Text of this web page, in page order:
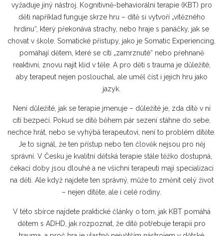
vyžaduje jiný nástroj. Kognitivně-behaviorální terapie (KBT) pro
děti například funguje skrze hru – dítě si vytvoří „vítězného
hrdinu“, který překonává strachy, nebo hraje s panáčky, jak se
chovat v škole. Somatické přístupy, jako je Somatic Experiencing,
pomáhají dětem, které se cítí „zamrznuté“ nebo přehnaně
reaktivní, znovu najít klid v těle. A pro děti s trauma je důležité,
aby terapeut nejen poslouchal, ale uměl číst i jejich hru jako
jazyk.
Není důležité, jak se terapie jmenuje – důležité je, zda dítě v ní
cítí bezpečí. Pokud se dítě během pár sezení stáhne do sebe,
nechce hrát, nebo se vyhýbá terapeutovi, není to problém dítěte.
Je to signál, že ten přístup nebo ten člověk nejsou pro něj
správní. V Česku je kvalitní dětská terapie stále těžko dostupná,
čekací doby jsou dlouhé a ne všichni terapeuti mají specializaci
na děti. Ale když najdete ten správný, může to změnit celý život
– nejen dítěte, ale i celé rodiny.
V této sbírce najdete praktické články o tom, jak KBT pomáhá
dětem s ADHD, jak rozpoznat, že dítě potřebuje terapii pro